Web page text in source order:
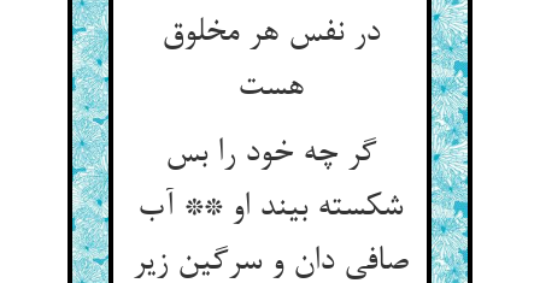
در نفس هر مخلوق
هست‌‌
گر چه خود را بس
شکسته بیند او ** آب
صافی دان و سرگین زیر